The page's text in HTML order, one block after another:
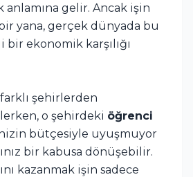
anlamına gelir. Ancak işin
yana, gerçek dünyada bu
bir ekonomik karşılığı
şehirlerden
o şehirdeki öğrenci
bütçesiyle uyuşmuyor
bir kabusa dönüşebilir.
kazanmak işin sadece